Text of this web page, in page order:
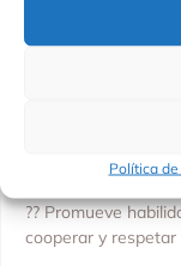
Política
?? Desarrolla la
huevos, los niños
?? Fomenta la
simular escenarios
?? Promueve
cooperar y